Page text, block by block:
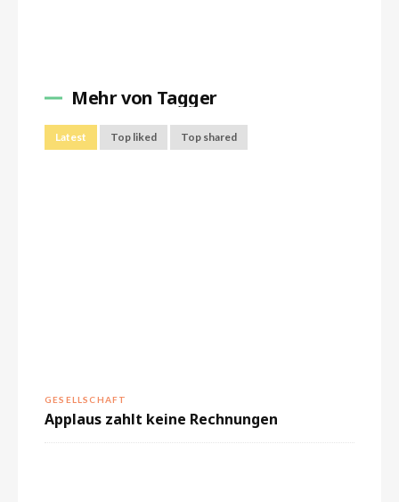
Mehr von Tagger
Latest Top liked Top shared
GESELLSCHAFT
Applaus zahlt keine Rechnungen